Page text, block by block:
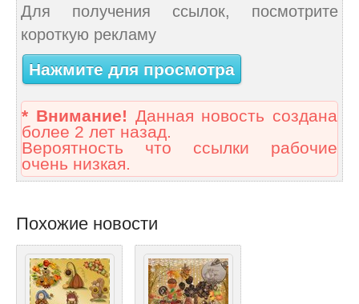
Для получения ссылок, посмотрите
короткую рекламу
Нажмите для просмотра
* Внимание! Данная новость создана
более 2 лет назад.
Вероятность что ссылки рабочие
очень низкая.
Похожие новости